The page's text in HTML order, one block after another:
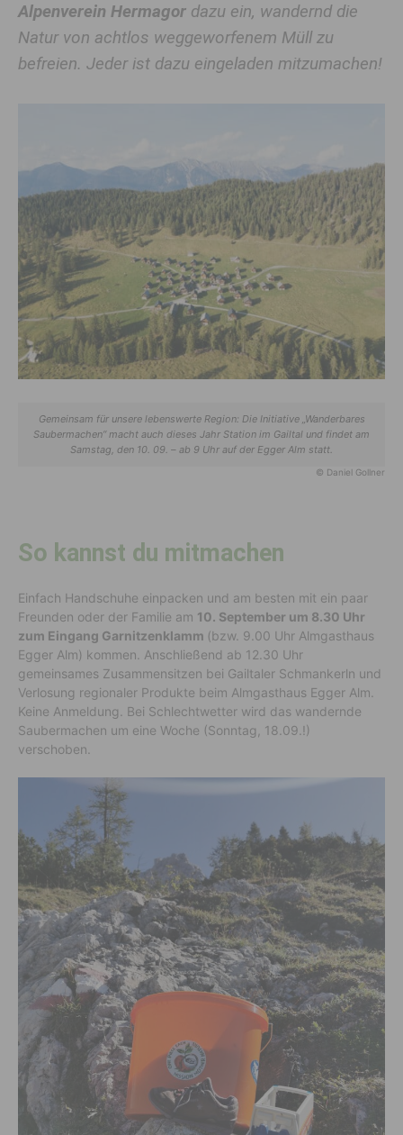
Alpenverein Hermagor dazu ein, wandernd die
Natur von achtlos weggeworfenem Müll zu
befreien. Jeder ist dazu eingeladen mitzumachen!
Gemeinsam für unsere lebenswerte Region: Die Initiative „Wanderbares
Saubermachen“ macht auch dieses Jahr Station im Gailtal und findet am
Samstag, den 10. 09. – ab 9 Uhr auf der Egger Alm statt.
© Daniel Gollner
So kannst du mitmachen
Einfach Handschuhe einpacken und am besten mit ein paar
Freunden oder der Familie am 10. September um 8.30 Uhr
zum Eingang Garnitzenklamm (bzw. 9.00 Uhr Almgasthaus
Egger Alm) kommen. Anschließend ab 12.30 Uhr
gemeinsames Zusammensitzen bei Gailtaler Schmankerln und
Verlosung regionaler Produkte beim Almgasthaus Egger Alm.
Keine Anmeldung. Bei Schlechtwetter wird das wandernde
Saubermachen um eine Woche (Sonntag, 18.09.!)
verschoben.